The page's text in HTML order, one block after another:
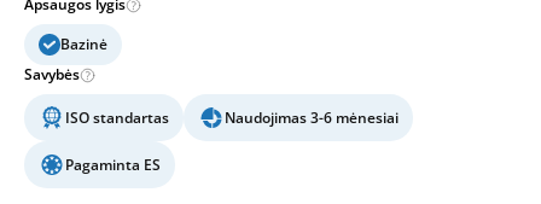
Apsaugos lygis
Bazinė
Savybės
ISO standartas Naudojimas 3-6 mėnesiai
Pagaminta ES